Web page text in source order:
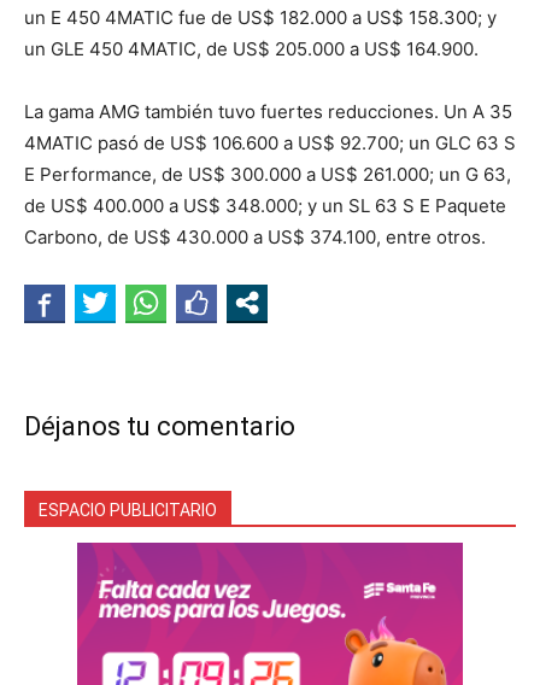
un E 450 4MATIC fue de US$ 182.000 a US$ 158.300; y
un GLE 450 4MATIC, de US$ 205.000 a US$ 164.900.
La gama AMG también tuvo fuertes reducciones. Un A 35
4MATIC pasó de US$ 106.600 a US$ 92.700; un GLC 63 S
E Performance, de US$ 300.000 a US$ 261.000; un G 63,
de US$ 400.000 a US$ 348.000; y un SL 63 S E Paquete
Carbono, de US$ 430.000 a US$ 374.100, entre otros.
Déjanos tu comentario
ESPACIO PUBLICITARIO